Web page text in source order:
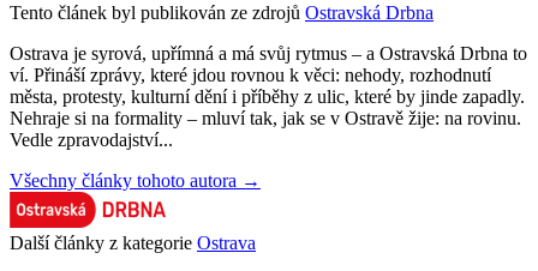
Tento článek byl publikován ze zdrojů Ostravská Drbna
Ostrava je syrová, upřímná a má svůj rytmus – a Ostravská Drbna to
ví. Přináší zprávy, které jdou rovnou k věci: nehody, rozhodnutí
města, protesty, kulturní dění i příběhy z ulic, které by jinde zapadly.
Nehraje si na formality – mluví tak, jak se v Ostravě žije: na rovinu.
Vedle zpravodajství...
Všechny články tohoto autora →
Další články z kategorie Ostrava